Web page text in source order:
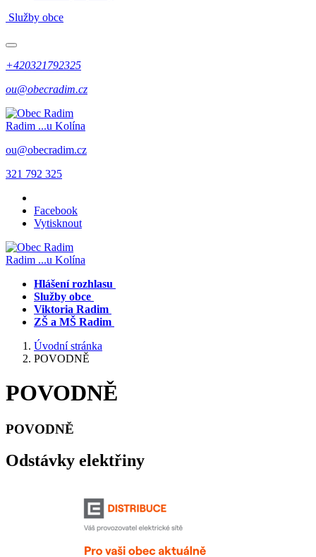
Služby obce
+420321792325
ou@obecradim.cz
Radim ...u Kolína
ou@obecradim.cz
321 792 325
Facebook
Vytisknout
Radim ...u Kolína
Hlášení rozhlasu
Služby obce
Viktoria Radim
ZŠ a MŠ Radim
Úvodní stránka
POVODNĚ
POVODNĚ
POVODNĚ
Odstávky elektřiny